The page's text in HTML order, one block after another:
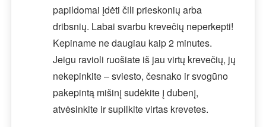
papildomai įdėti čili prieskonių arba
dribsnių. Labai svarbu krevečių neperkepti!
Kepiname ne daugiau kaip 2 minutes.
Jeigu ravioli ruošiate iš jau virtų krevečių, jų
nekepinkite – sviesto, česnako ir svogūno
pakepintą mišinį sudėkite į dubenį,
atvėsinkite ir supilkite virtas krevetes.